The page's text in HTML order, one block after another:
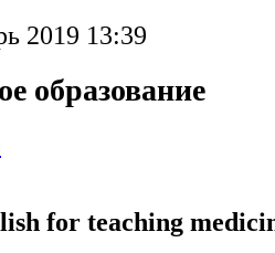
2019 13:39
образование
for teaching